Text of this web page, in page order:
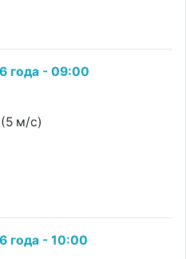
года - 09:00
м/с)
года - 10:00